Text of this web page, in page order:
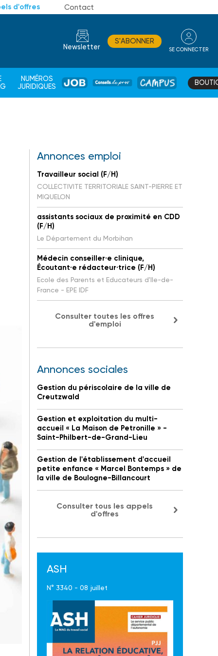
d'offres Contact
Newsletter
S'ABONNER
SE CONNECTER
NUMÉROS
JURIDIQUES
JOB
DE
CAMPUS
Annonces emploi
Travailleur social (F/H)
COLLECTIVITE TERRITORIALE SAINT-PIERRE ET
MIQUELON
assistants sociaux de proximité en CDD
(F/H)
Le Département du Morbihan
Médecin conseiller·e clinique,
Écoutant·e rédacteur·trice (F/H)
Ecole des Parents et Educateurs d'Ile-de-
France - EPE IDF
Consulter toutes les offres
d'emploi
Annonces sociales
Gestion du périscolaire de la ville de
Creutzwald
Gestion et exploitation du multi-
accueil « La Maison de Petronille » -
Saint-Philbert-de-Grand-Lieu
Gestion de l'établissement d'accueil
petite enfance « Marcel Bontemps » de
la ville de Boulogne-Billancourt
Consulter tous les appels
d'offres
ASH
N° 3340 - 08 juillet